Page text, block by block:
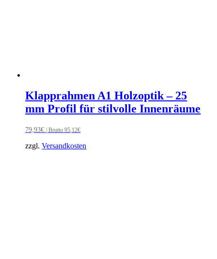
Klapprahmen A1 Holzoptik – 25
mm Profil für stilvolle Innenräume
79,93€ | Brutto95,12€
zzgl.Versandkosten